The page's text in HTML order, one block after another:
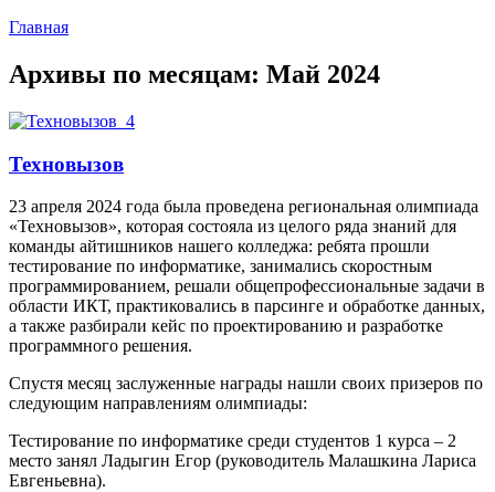
Главная
Архивы по месяцам: Май 2024
Техновызов
23 апреля 2024 года была проведена региональная олимпиада
«Техновызов», которая состояла из целого ряда знаний для
команды айтишников нашего колледжа: ребята прошли
тестирование по информатике, занимались скоростным
программированием, решали общепрофессиональные задачи в
области ИКТ, практиковались в парсинге и обработке данных,
а также разбирали кейс по проектированию и разработке
программного решения.
Спустя месяц заслуженные награды нашли своих призеров по
следующим направлениям олимпиады:
Тестирование по информатике среди студентов 1 курса – 2
место занял Ладыгин Егор (руководитель Малашкина Лариса
Евгеньевна).